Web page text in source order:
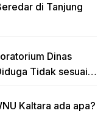
di Tanjung
Dinas
Tidak sesuai
Kaltara ada apa?